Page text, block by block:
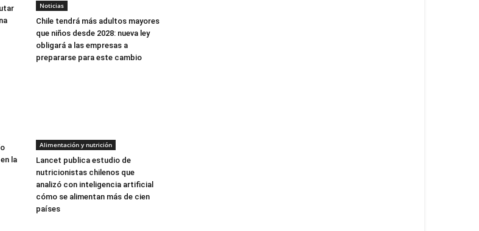
Noticias
Chile tendrá más adultos mayores
que niños desde 2028: nueva ley
obligará a las empresas a
prepararse para este cambio
la
Alimentación y nutrición
Lancet publica estudio de
nutricionistas chilenos que
analizó con inteligencia artificial
cómo se alimentan más de cien
países